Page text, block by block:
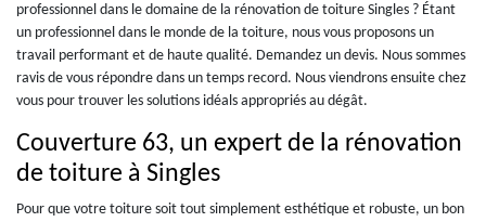
professionnel dans le domaine de la rénovation de toiture Singles ? Étant
un professionnel dans le monde de la toiture, nous vous proposons un
travail performant et de haute qualité. Demandez un devis. Nous sommes
ravis de vous répondre dans un temps record. Nous viendrons ensuite chez
vous pour trouver les solutions idéals appropriés au dégât.
Couverture 63, un expert de la rénovation
de toiture à Singles
Pour que votre toiture soit tout simplement esthétique et robuste, un bon